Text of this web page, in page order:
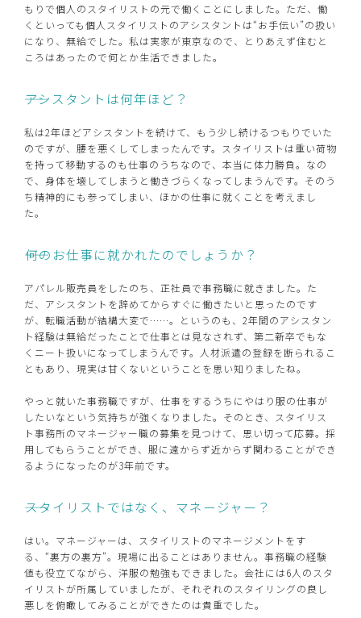
もりで個人のスタイリストの元で働くことにしました。ただ、働
くといっても個人スタイリストのアシスタントは“お手伝い”の扱い
になり、無給でした。私は実家が東京なので、とりあえず住むと
ころはあったので何とか生活できました。
――アシスタントは何年ほど？
私は2年ほどアシスタントを続けて、もう少し続けるつもりでいた
のですが、腰を悪くしてしまったんです。スタイリストは重い荷物
を持って移動するのも仕事のうちなので、本当に体力勝負。なの
で、身体を壊してしまうと働きづらくなってしまうんです。そのう
ち精神的にも参ってしまい、ほかの仕事に就くことを考えまし
た。
――何のお仕事に就かれたのでしょうか？
アパレル販売員をしたのち、正社員で事務職に就きました。た
だ、アシスタントを辞めてからすぐに働きたいと思ったのです
が、転職活動が結構大変で……。というのも、2年間のアシスタン
ト経験は無給だったことで仕事とは見なされず、第二新卒でもな
くニート扱いになってしまうんです。人材派遣の登録を断られるこ
ともあり、現実は甘くないということを思い知りましたね。
やっと就いた事務職ですが、仕事をするうちにやはり服の仕事が
したいなという気持ちが強くなりました。そのとき、スタイリス
ト事務所のマネージャー職の募集を見つけて、思い切って応募。採
用してもらうことができ、服に遠からず近からず関わることができ
るようになったのが3年前です。
――スタイリストではなく、マネージャー？
はい。マネージャーは、スタイリストのマネージメントをす
る、“裏方の裏方”。現場に出ることはありません。事務職の経験
値も役立てながら、洋服の勉強もできました。会社には6人のスタ
イリストが所属していましたが、それぞれのスタイリングの良し
悪しを俯瞰してみることができたのは貴重でした。